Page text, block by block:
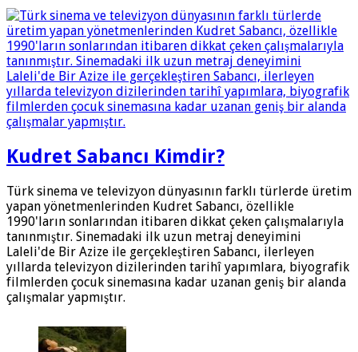
Kudret Sabancı Kimdir?
Türk sinema ve televizyon dünyasının farklı türlerde üretim
yapan yönetmenlerinden Kudret Sabancı, özellikle
1990'ların sonlarından itibaren dikkat çeken çalışmalarıyla
tanınmıştır. Sinemadaki ilk uzun metraj deneyimini
Laleli'de Bir Azize ile gerçekleştiren Sabancı, ilerleyen
yıllarda televizyon dizilerinden tarihî yapımlara, biyografik
filmlerden çocuk sinemasına kadar uzanan geniş bir alanda
çalışmalar yapmıştır.